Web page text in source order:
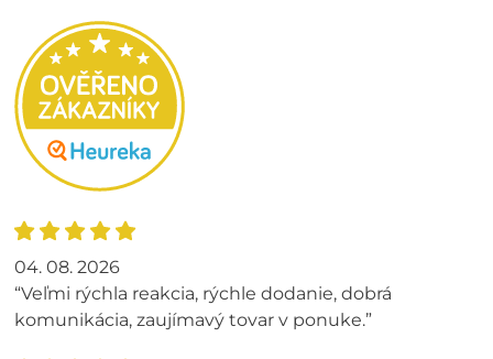
04. 08. 2026
“Veľmi rýchla reakcia, rýchle dodanie, dobrá
komunikácia, zaujímavý tovar v ponuke.”